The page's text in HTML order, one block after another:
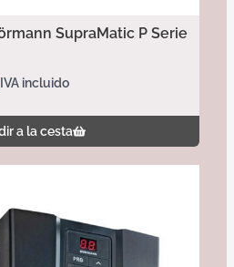
SupraMatic P Serie
IVA incluido
a la cesta